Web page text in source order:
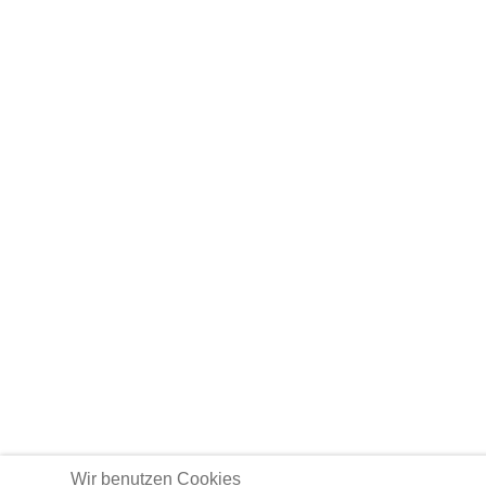
Wir benutzen Cookies